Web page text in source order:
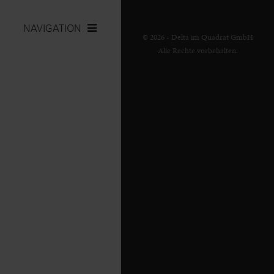
NAVIGATION
© 2026 - Delta im Quadrat GmbH
Alle Rechte vorbehalten.